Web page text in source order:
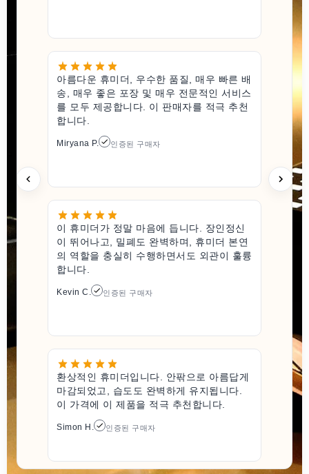
아름다운 휴미더, 우수한 품질, 매우 빠른 배
송, 매우 좋은 포장 및 매우 전문적인 서비스
를 모두 제공합니다. 이 판매자를 적극 추천
합니다.
Miryana P. 인증된 구매자
이 휴미더가 정말 마음에 듭니다. 장인정신
이 뛰어나고, 밀폐도 완벽하며, 휴미더 본연
의 역할을 충실히 수행하면서도 외관이 훌륭
합니다.
Kevin C. 인증된 구매자
환상적인 휴미더입니다. 안팎으로 아름답게
마감되었고, 습도도 완벽하게 유지됩니다.
이 가격에 이 제품을 적극 추천합니다.
Simon H. 인증된 구매자